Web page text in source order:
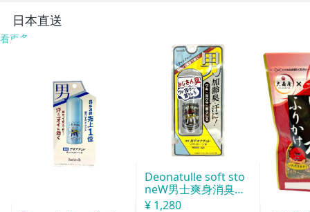
日本直送
看更多
Deonatulle soft sto
neW男士爽身消臭止
汗石 中世紀 20g
¥ 1,280